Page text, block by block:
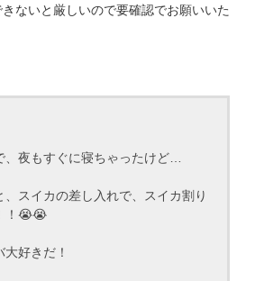
ないと厳しいので要確認でお願いいた
、夜もすぐに寝ちゃったけど…
スイカの差し入れで、スイカ割り
！😭😭
好きだ！